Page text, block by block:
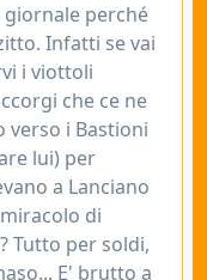
perché
Infatti se vai
i viottoli
che ce ne
verso i Bastioni
lui) per
a Lanciano
di
Tutto per soldi,
E' brutto a